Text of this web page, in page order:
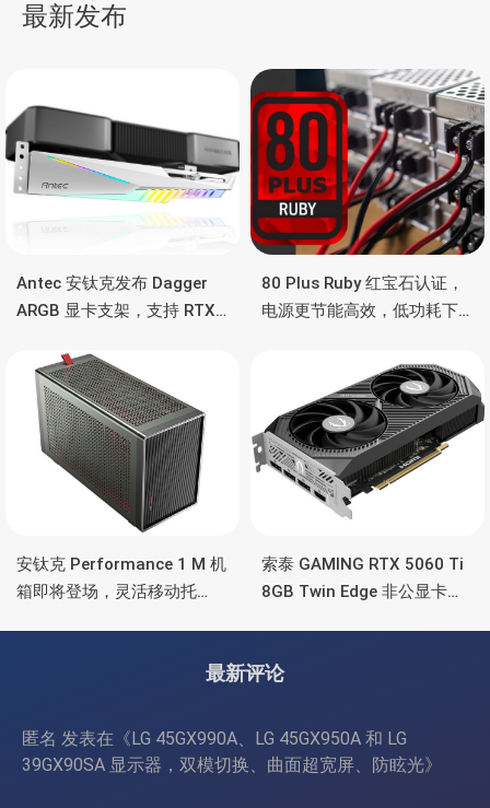
航
最新发布
Antec 安钛克发布 Dagger
ARGB 显卡支架，支持 RTX
彩灯效
80 Plus Ruby 红宝石认证，
电源更节能高效，低功耗下
安钛克 Performance 1 M 机
箱即将登场，灵活移动托
索泰 GAMING RTX 5060 Ti
8GB Twin Edge 非公显卡，
最新评论
匿名 发表在《LG 45GX990A、LG 45GX950A 和 LG
39GX90SA 显示器，双模切换、曲面超宽屏、防眩光》